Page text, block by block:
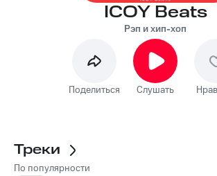
ICOY Beats
Рэп и хип-хоп
Поделиться Слушать
Треки
По популярности